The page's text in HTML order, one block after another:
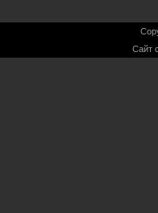
Сайт